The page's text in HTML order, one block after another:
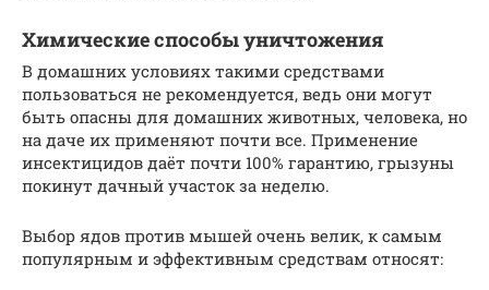
Химические способы уничтожения
В домашних условиях такими средствами
пользоваться не рекомендуется, ведь они могут
быть опасны для домашних животных, человека, но
на даче их применяют почти все. Применение
инсектицидов даёт почти 100% гарантию, грызуны
покинут дачный участок за неделю.
Выбор ядов против мышей очень велик, к самым
популярным и эффективным средствам относят: